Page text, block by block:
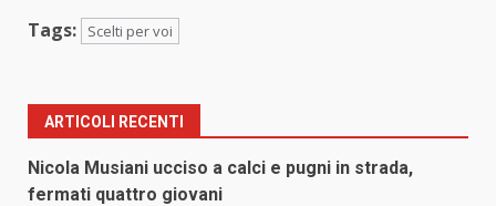
Tags: Scelti per voi
ARTICOLI RECENTI
Nicola Musiani ucciso a calci e pugni in strada,
fermati quattro giovani